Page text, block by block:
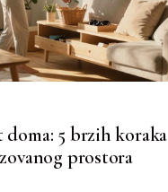
5 brzih koraka
prostora